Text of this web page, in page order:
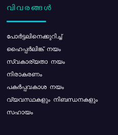
വിവരങ്ങൾ
പോര്‍ട്ടലിനെക്കുറിച്ച്
ഹൈപ്പർലിങ്ക് നയം
സ്വകാര്യതാ നയം
നിരാകരണം
പകർപ്പവകാശ നയം
വ്യവസ്ഥകളും നിബന്ധനകളും
സഹായം